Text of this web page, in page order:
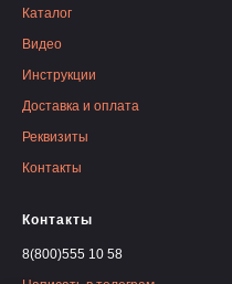
Каталог
Видео
Инструкции
Доставка и оплата
Реквизиты
Контакты
Контакты
8(800)555 10 58